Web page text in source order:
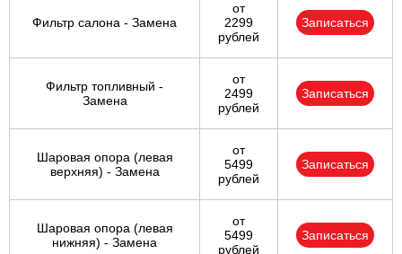
Фильтр салона - Замена
от
2299
рублей
Записаться
Фильтр топливный -
Замена
от
2499
рублей
Записаться
Шаровая опора (левая
верхняя) - Замена
от
5499
рублей
Записаться
Шаровая опора (левая
нижняя) - Замена
от
5499
рублей
Записаться